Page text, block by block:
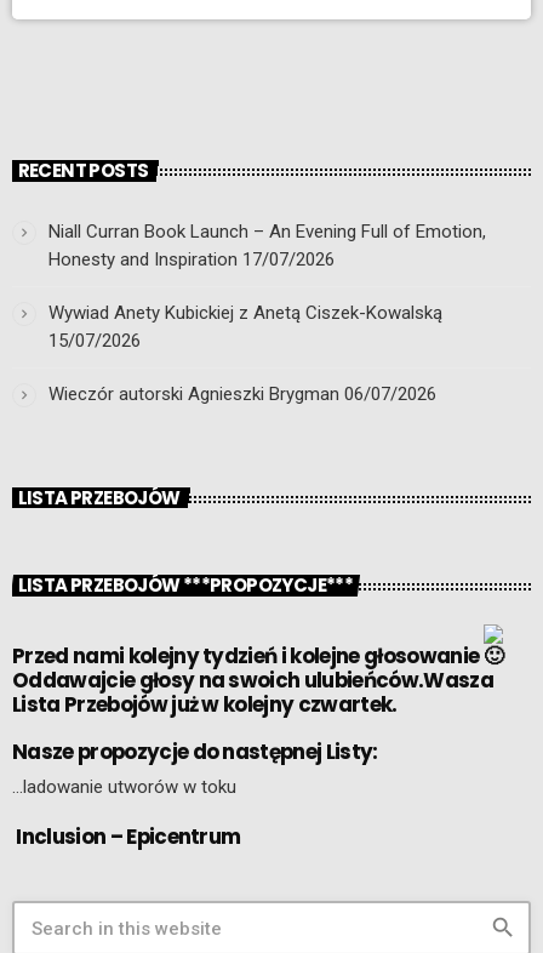
RECENT POSTS
Niall Curran Book Launch – An Evening Full of Emotion,
Honesty and Inspiration 17/07/2026
Wywiad Anety Kubickiej z Anetą Ciszek-Kowalską
15/07/2026
Wieczór autorski Agnieszki Brygman 06/07/2026
LISTA PRZEBOJÓW
LISTA PRZEBOJÓW ***PROPOZYCJE***
Przed nami kolejny tydzień i kolejne głosowanie
Oddawajcie głosy na swoich ulubieńców.Wasza
Lista Przebojów już w kolejny czwartek.
Nasze propozycje do następnej Listy:
…ladowanie utworów w toku
Inclusion – Epicentrum
search